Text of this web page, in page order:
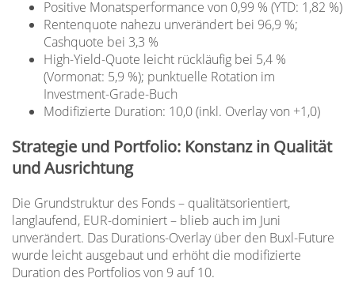
Positive Monatsperformance von 0,99 % (YTD: 1,82 %)
Rentenquote nahezu unverändert bei 96,9 %;
Cashquote bei 3,3 %
High-Yield-Quote leicht rückläufig bei 5,4 %
(Vormonat: 5,9 %); punktuelle Rotation im
Investment-Grade-Buch
Modifizierte Duration: 10,0 (inkl. Overlay von +1,0)
Strategie und Portfolio: Konstanz in Qualität
und Ausrichtung
Die Grundstruktur des Fonds – qualitätsorientiert,
langlaufend, EUR-dominiert – blieb auch im Juni
unverändert. Das Durations-Overlay über den Buxl-Future
wurde leicht ausgebaut und erhöht die modifizierte
Duration des Portfolios von 9 auf 10.